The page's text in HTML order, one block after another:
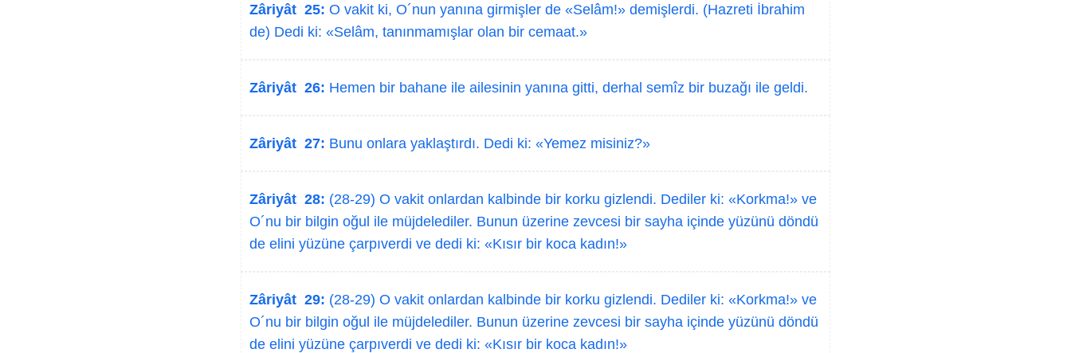
Zâriyât 25: O vakit ki, O´nun yanına girmişler de «Selâm!» demişlerdi. (Hazreti İbrahim
de) Dedi ki: «Selâm, tanınmamışlar olan bir cemaat.»
Zâriyât 26: Hemen bir bahane ile ailesinin yanına gitti, derhal semîz bir buzağı ile geldi.
Zâriyât 27: Bunu onlara yaklaştırdı. Dedi ki: «Yemez misiniz?»
Zâriyât 28: (28-29) O vakit onlardan kalbinde bir korku gizlendi. Dediler ki: «Korkma!» ve
O´nu bir bilgin oğul ile müjdelediler. Bunun üzerine zevcesi bir sayha içinde yüzünü döndü
de elini yüzüne çarpıverdi ve dedi ki: «Kısır bir koca kadın!»
Zâriyât 29: (28-29) O vakit onlardan kalbinde bir korku gizlendi. Dediler ki: «Korkma!» ve
O´nu bir bilgin oğul ile müjdelediler. Bunun üzerine zevcesi bir sayha içinde yüzünü döndü
de elini yüzüne çarpıverdi ve dedi ki: «Kısır bir koca kadın!»